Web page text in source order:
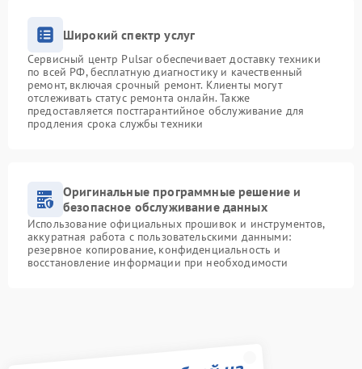
Широкий спектр услуг
Сервисный центр Pulsar обеспечивает доставку техники
по всей РФ, бесплатную диагностику и качественный
ремонт, включая срочный ремонт. Клиенты могут
отслеживать статус ремонта онлайн. Также
предоставляется постгарантийное обслуживание для
продления срока службы техники
Оригинальные программные решение и
безопасное обслуживание данных
Использование официальных прошивок и инструментов,
аккуратная работа с пользовательскими данными:
резервное копирование, конфиденциальность и
восстановление информации при необходимости